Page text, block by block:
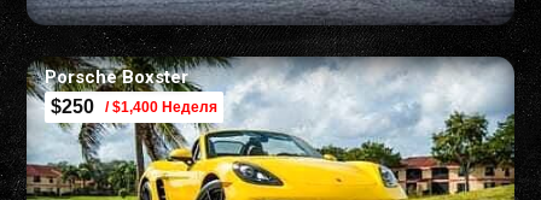
Porsche Boxster
$250 / $1,400 Неделя